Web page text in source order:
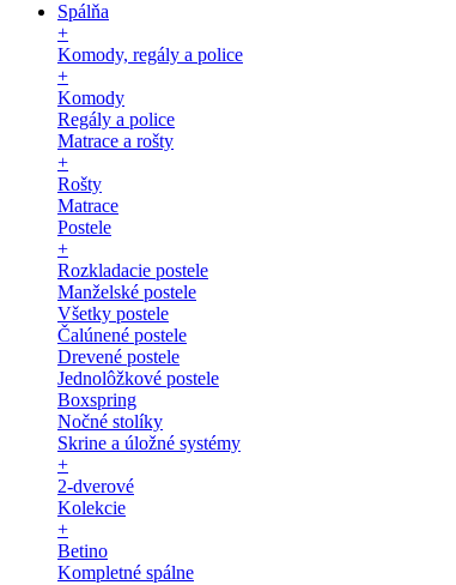
Spálňa
+
Komody, regály a police
+
Komody
Regály a police
Matrace a rošty
+
Rošty
Matrace
Postele
+
Rozkladacie postele
Manželské postele
Všetky postele
Čalúnené postele
Drevené postele
Jednolôžkové postele
Boxspring
Nočné stolíky
Skrine a úložné systémy
+
2-dverové
Kolekcie
+
Betino
Kompletné spálne